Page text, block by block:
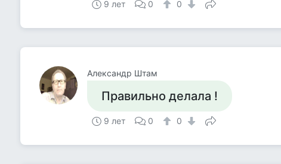
9 лет 0 0
Александр Штам
Правильно делала !
9 лет 0 0